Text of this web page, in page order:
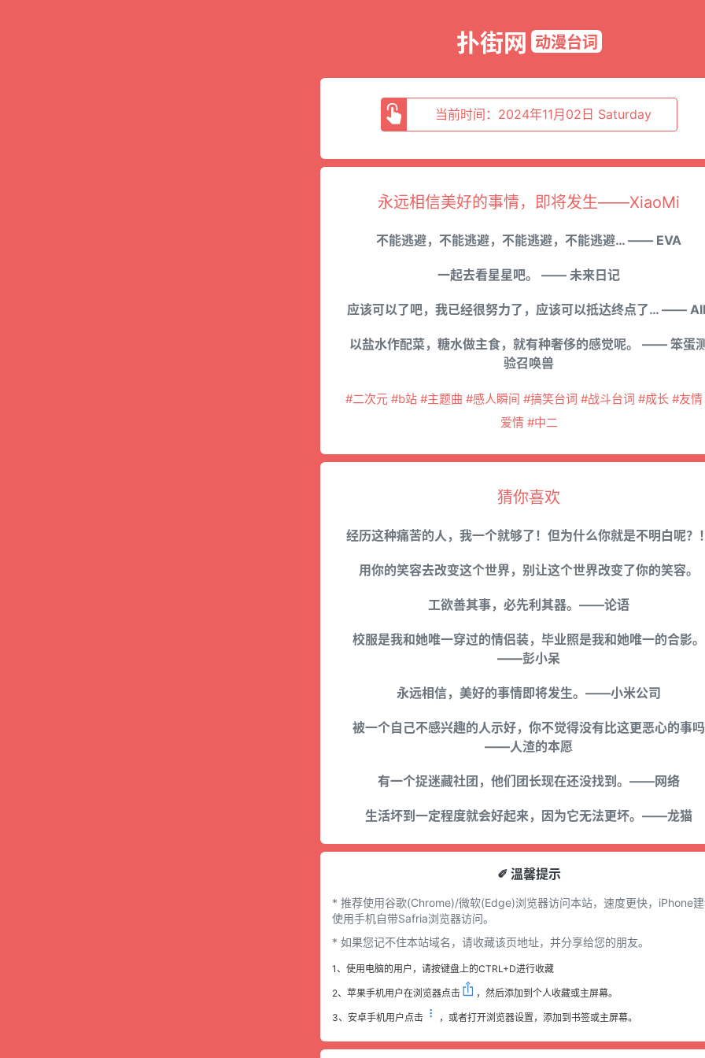
扑街网 动漫台词
当前时间：2024年11月02日 Saturday
永远相信美好的事情，即将发生——XiaoMi
不能逃避，不能逃避，不能逃避，不能逃避… —— EVA
一起去看星星吧。 —— 未来日记
应该可以了吧，我已经很努力了，应该可以抵达终点了… ——
以盐水作配菜，糖水做主食，就有种奢侈的感觉呢。 —— 笨蛋
验召唤兽
#二次元 #b站 #主题曲 #感人瞬间 #搞笑台词 #战斗台词 #成长 #友情
爱情 #中二
猜你喜欢
经历这种痛苦的人，我一个就够了！但为什么你就是不明白呢？
用你的笑容去改变这个世界，别让这个世界改变了你的笑容。
工欲善其事，必先利其器。——论语
校服是我和她唯一穿过的情侣装，毕业照是我和她唯一的合影。
——彭小呆
永远相信，美好的事情即将发生。——小米公司
被一个自己不感兴趣的人示好，你不觉得没有比这更恶心的事吗
——人渣的本愿
有一个捉迷藏社团，他们团长现在还没找到。——网络
生活坏到一定程度就会好起来，因为它无法更坏。——龙猫
✐ 溫馨提示
* 推荐使用谷歌(Chrome)/微软(Edge)浏览器访问本站，速度更快，iPhone
使用手机自带Safria浏览器访问。
* 如果您记不住本站域名，请收藏该页地址，并分享给您的朋友。
1、使用电脑的用户，请按键盘上的CTRL+D进行收藏
2、苹果手机用户在浏览器点击 ，然后添加到个人收藏或主屏幕。
3、安卓手机用户点击 ，或者打开浏览器设置，添加到书签或主屏幕。